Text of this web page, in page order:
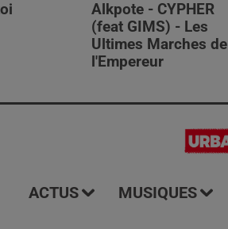
Alkpote - CYPHER
(feat GIMS) - Les
Ultimes Marches de
l'Empereur
ACTUS MUSIQUES